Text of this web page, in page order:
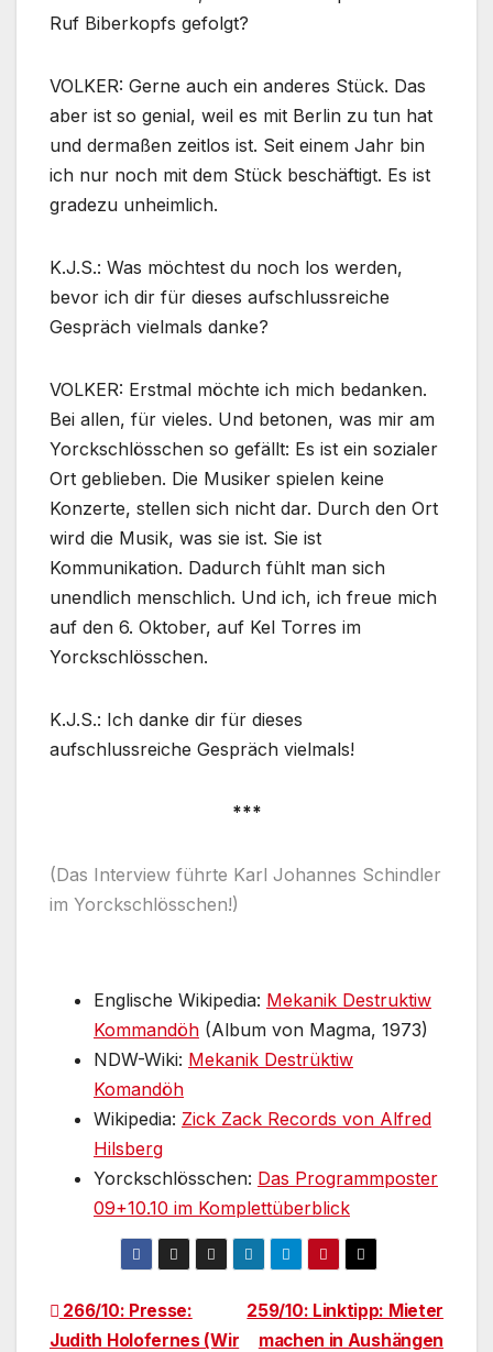
Ruf Biberkopfs gefolgt?
VOLKER: Gerne auch ein anderes Stück. Das
aber ist so genial, weil es mit Berlin zu tun hat
und dermaßen zeitlos ist. Seit einem Jahr bin
ich nur noch mit dem Stück beschäftigt. Es ist
gradezu unheimlich.
K.J.S.: Was möchtest du noch los werden,
bevor ich dir für dieses aufschlussreiche
Gespräch vielmals danke?
VOLKER: Erstmal möchte ich mich bedanken.
Bei allen, für vieles. Und betonen, was mir am
Yorckschlösschen so gefällt: Es ist ein sozialer
Ort geblieben. Die Musiker spielen keine
Konzerte, stellen sich nicht dar. Durch den Ort
wird die Musik, was sie ist. Sie ist
Kommunikation. Dadurch fühlt man sich
unendlich menschlich. Und ich, ich freue mich
auf den 6. Oktober, auf Kel Torres im
Yorckschlösschen.
K.J.S.: Ich danke dir für dieses
aufschlussreiche Gespräch vielmals!
***
(Das Interview führte Karl Johannes Schindler
im Yorckschlösschen!)
Englische Wikipedia: Mekanik Destruktiw
Kommandöh (Album von Magma, 1973)
NDW-Wiki: Mekanik Destrüktiw
Komandöh
Wikipedia: Zick Zack Records von Alfred
Hilsberg
Yorckschlösschen: Das Programmposter
09+10.10 im Komplettüberblick
Beitragsnavigation
259/10: Linktipp: Mieter
machen in Aushängen
266/10: Presse:
Judith Holofernes (Wir